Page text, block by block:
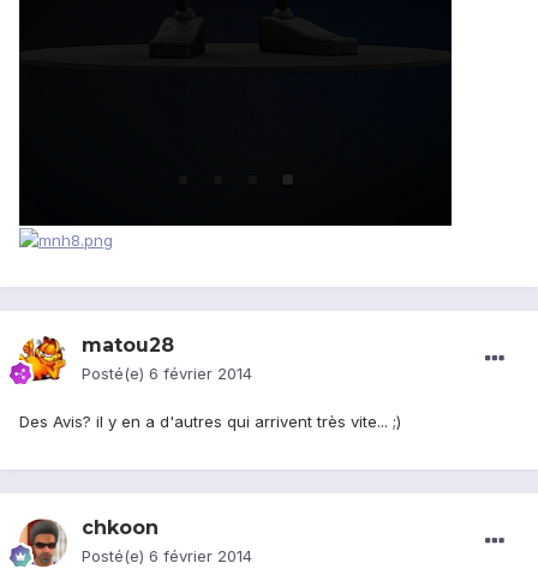
matou28
Posté(e) 6 février 2014
Des Avis? il y en a d'autres qui arrivent très vite... ;)
chkoon
Posté(e) 6 février 2014